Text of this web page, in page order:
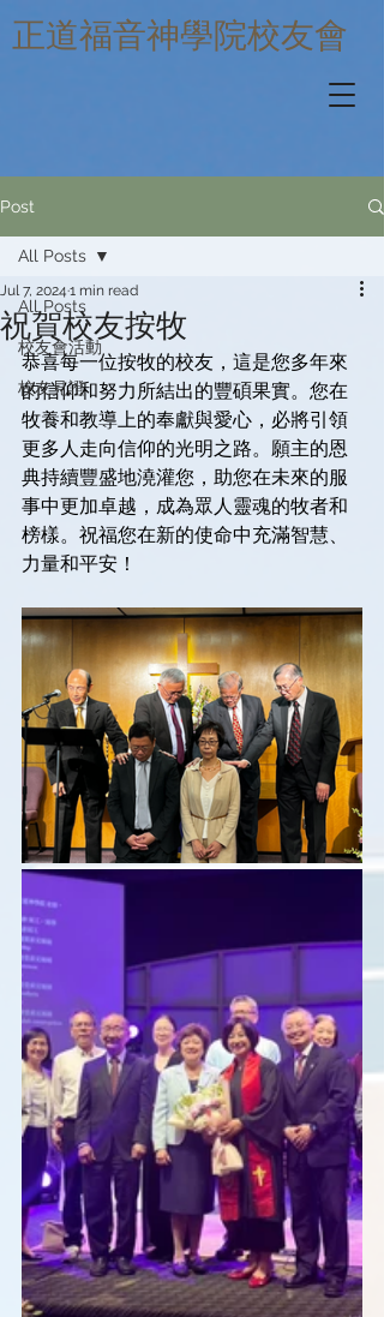
​正道福音神學院校友會
Post
All Posts
校友會活動
校友見證
All Posts
祝賀校友按牧
Jul 7, 2024 1 min read
恭喜每一位按牧的校友，這是您多年來
的信仰和努力所結出的豐碩果實。您在
牧養和教導上的奉獻與愛心，必將引領
更多人走向信仰的光明之路。願主的恩
典持續豐盛地澆灌您，助您在未來的服
事中更加卓越，成為眾人靈魂的牧者和
榜樣。祝福您在新的使命中充滿智慧、
力量和平安！